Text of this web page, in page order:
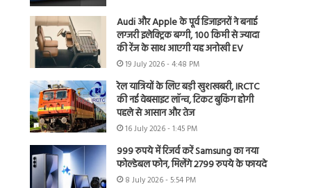
Audi और Apple के पूर्व डिजाइनरों ने बनाई
लग्जरी इलेक्ट्रिक बग्गी, 100 किमी से ज्यादा
की रेंज के साथ आएगी यह अनोखी EV
19 July 2026 - 4:48 PM
रेल यात्रियों के लिए बड़ी खुशखबरी, IRCTC
की नई वेबसाइट लॉन्च, टिकट बुकिंग होगी
पहले से आसान और तेज
16 July 2026 - 1:45 PM
999 रुपये में रिजर्व करें Samsung का नया
फोल्डेबल फोन, मिलेंगे 2799 रुपये के फायदे
8 July 2026 - 5:54 PM